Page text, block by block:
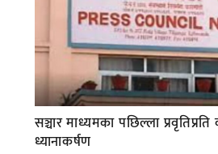
सञ्चार माध्यमका पछिल्ला
ध्यानाकर्षण